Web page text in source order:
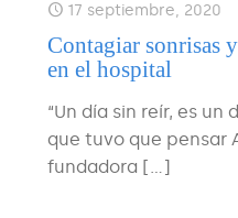
17 septiembre, 2020
Contagiar sonrisas
en el hospital
“Un día sin reír, es un
que tuvo que pensar
fundadora […]